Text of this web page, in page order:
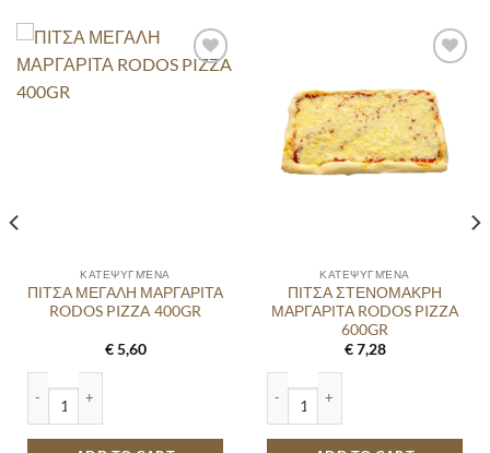
ΚΑΤΕΨΥΓΜΈΝΑ
ΠΙΤΣΑ ΜΕΓΑΛΗ ΜΑΡΓΑΡΙΤΑ
RODOS PIZZA 400GR
€5,60
ΚΑΤΕΨΥΓΜΈΝΑ
ΠΙΤΣΑ ΣΤΕΝΟΜΑΚΡΗ
ΜΑΡΓΑΡΙΤΑ RODOS PIZZA
600GR
€7,28